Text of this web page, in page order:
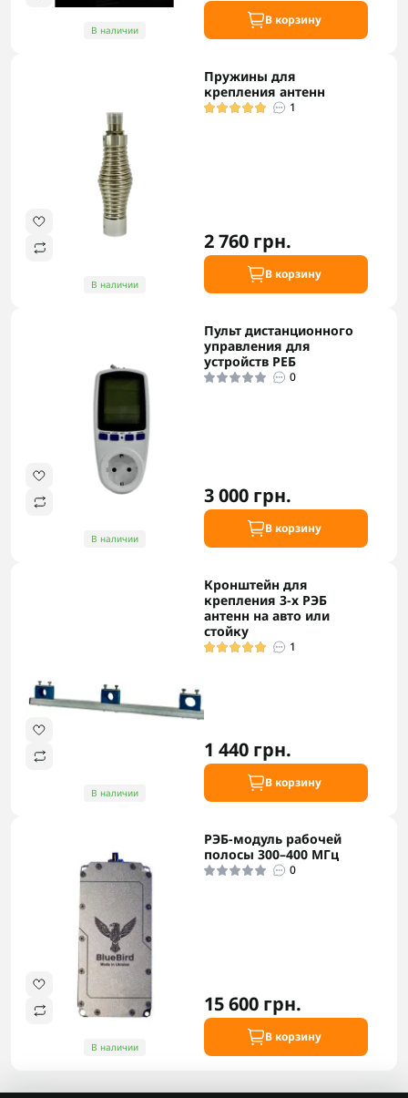
В наличии
В корзину
В наличии
Пружины для
крепления антенн
1
2 760 грн.
В корзину
В наличии
Пульт дистанционного
управления для
устройств РЕБ
0
3 000 грн.
В корзину
В наличии
Кронштейн для
крепления 3-х РЭБ
антенн на авто или
стойку
1
1 440 грн.
В корзину
В наличии
РЭБ-модуль рабочей
полосы 300–400 МГц
0
15 600 грн.
В корзину